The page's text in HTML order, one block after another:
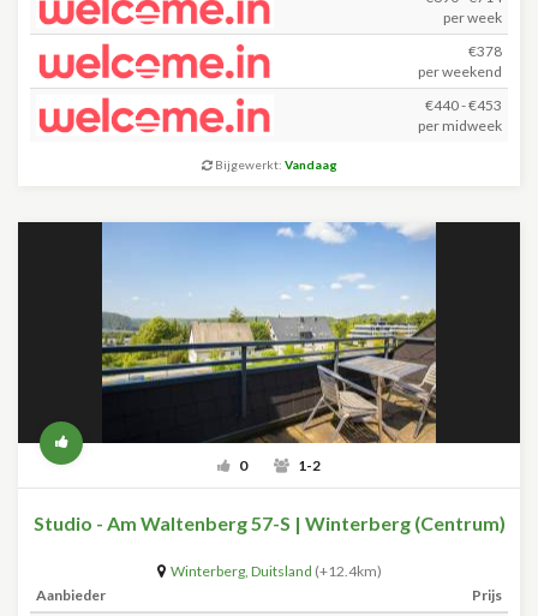
per week
€378
per weekend
€440 - €453
per midweek
Bijgewerkt: Vandaag
0 1-2
Studio - Am Waltenberg 57-S | Winterberg (Centrum)
Winterberg, Duitsland (+12.4km)
Aanbieder
Prijs